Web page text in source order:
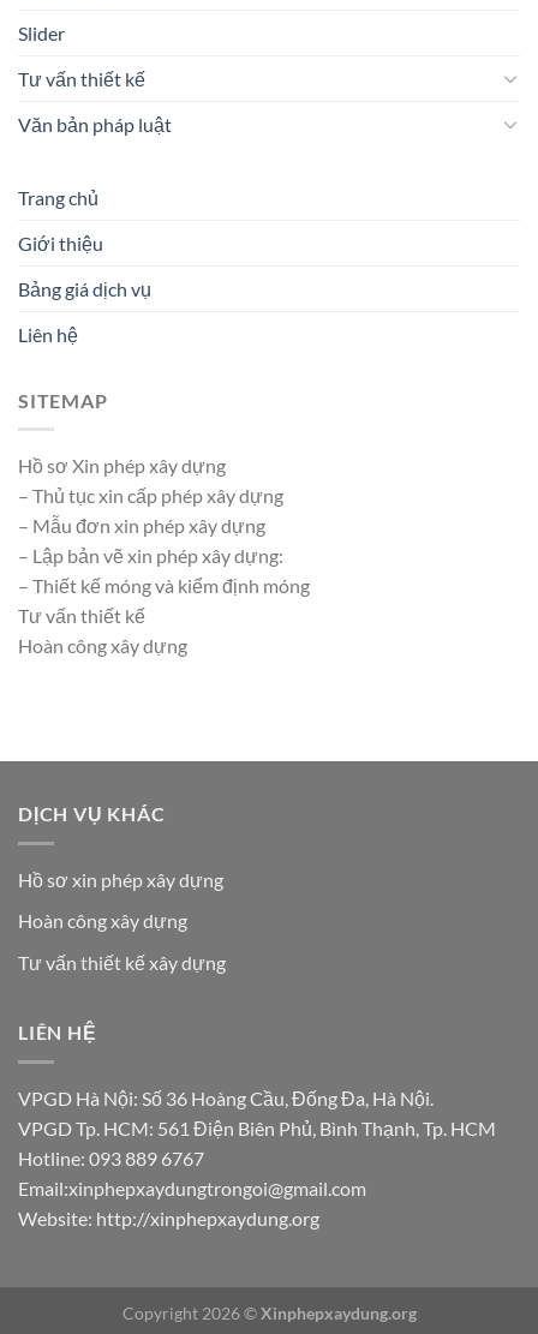
Slider
Tư vấn thiết kế
Văn bản pháp luật
Trang chủ
Giới thiệu
Bảng giá dịch vụ
Liên hệ
SITEMAP
Hồ sơ Xin phép xây dựng
– Thủ tục xin cấp phép xây dựng
– Mẫu đơn xin phép xây dựng
– Lập bản vẽ xin phép xây dựng:
– Thiết kế móng và kiểm định móng
Tư vấn thiết kế
Hoàn công xây dựng
DỊCH VỤ KHÁC
Hồ sơ xin phép xây dựng
Hoàn công xây dựng
Tư vấn thiết kế xây dựng
LIÊN HỆ
VPGD Hà Nội: Số 36 Hoàng Cầu, Đống Đa, Hà Nội.
VPGD Tp. HCM: 561 Điện Biên Phủ, Bình Thạnh, Tp. HCM
Hotline: 093 889 6767
Email:xinphepxaydungtrongoi@gmail.com
Website: http://xinphepxaydung.org
Copyright 2026 ©Xinphepxaydung.org